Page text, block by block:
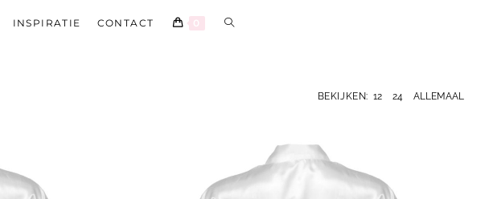
INSPIRATIE CONTACT 0
BEKIJKEN: 12 24 ALLEMAAL